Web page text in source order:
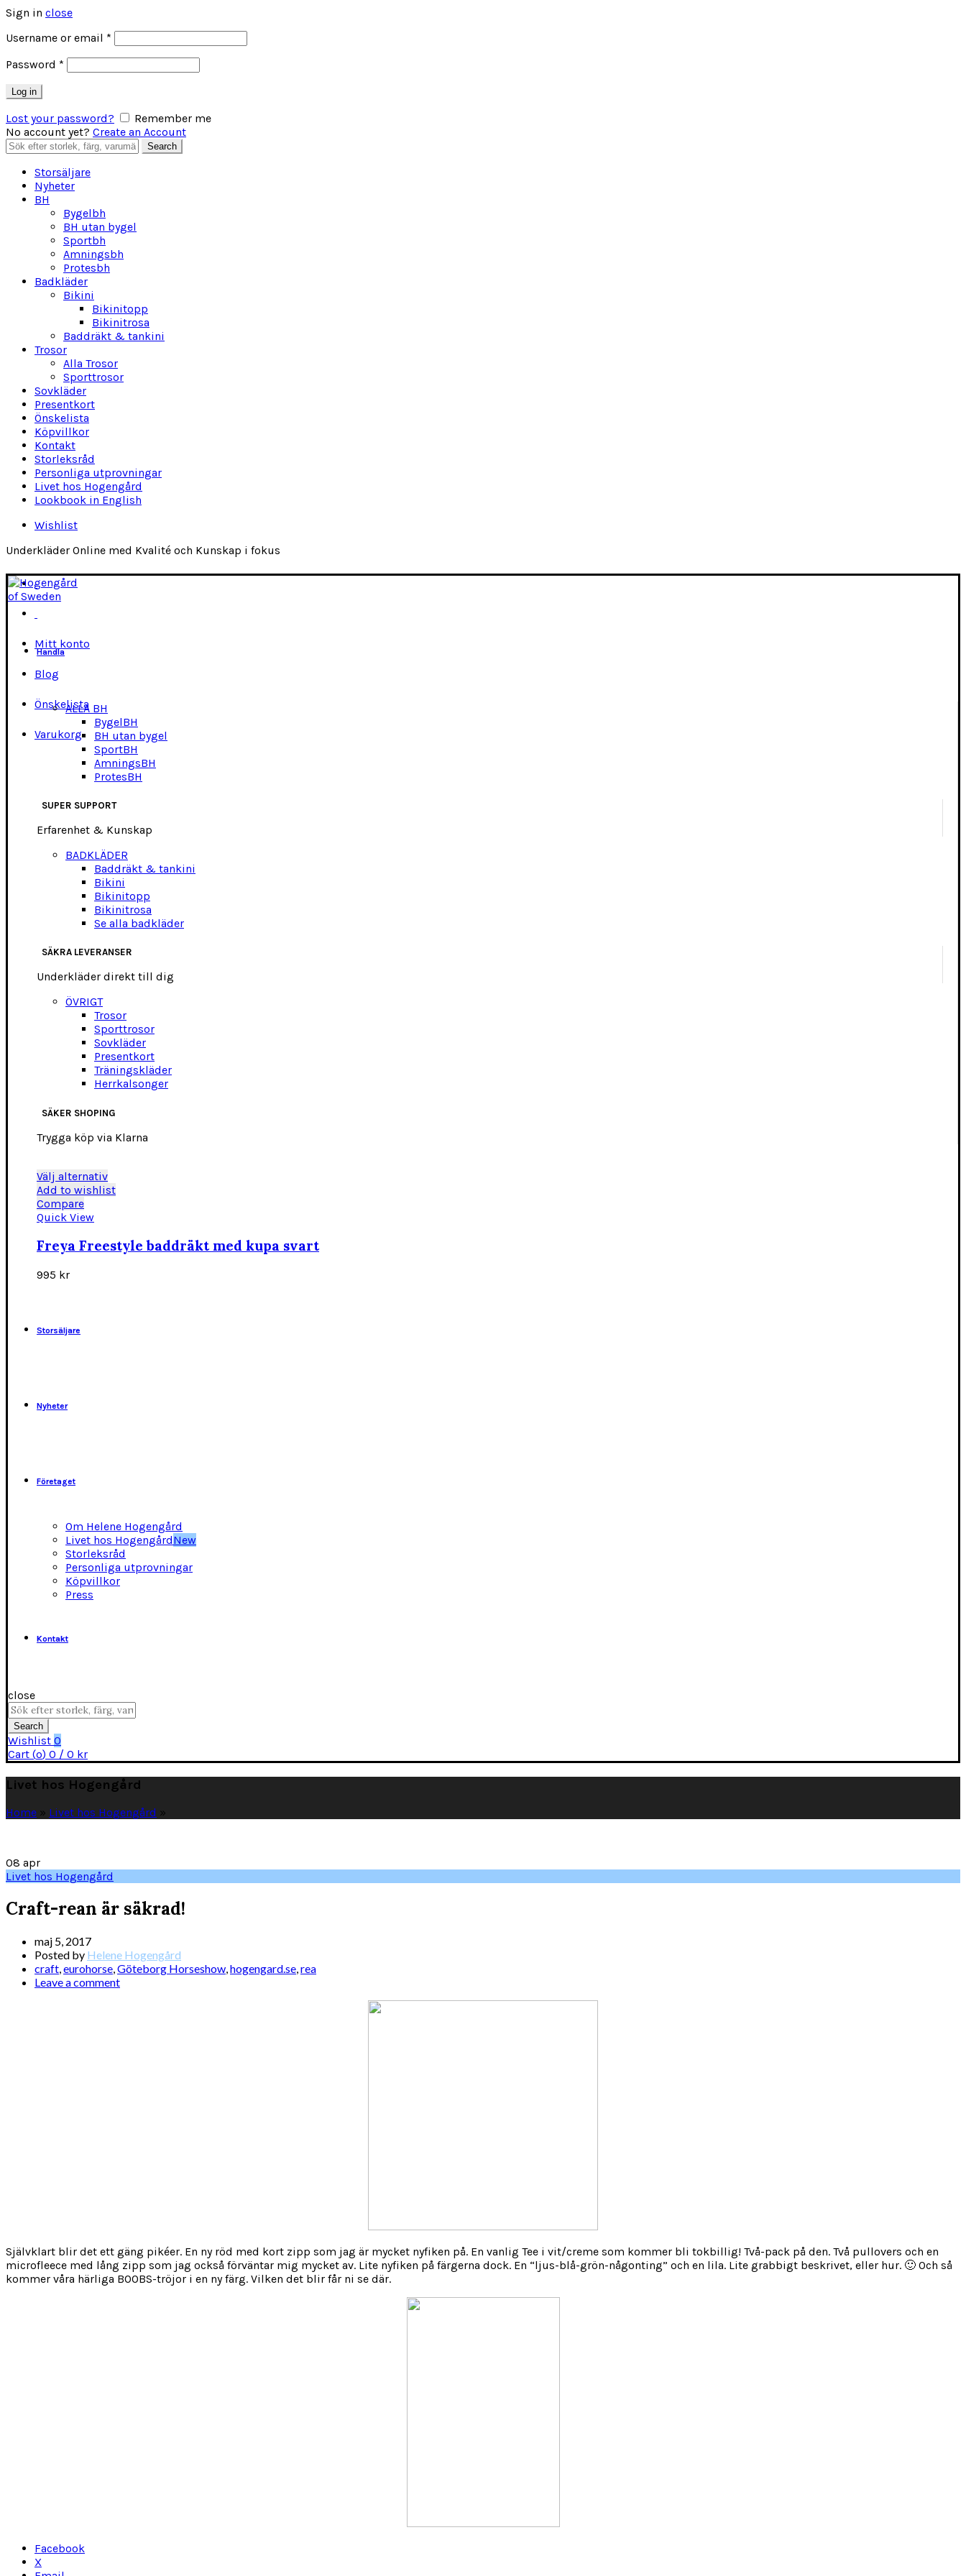
Sign in close
Username or email *
Password *
Log in
Lost your password?
Remember me
No account yet? Create an Account
Search
for:
Search
Storsäljare
Nyheter
BH
Bygelbh
BH utan bygel
Sportbh
Amningsbh
Protesbh
Badkläder
Bikini
Bikinitopp
Bikinitrosa
Baddräkt & tankini
Trosor
Alla Trosor
Sporttrosor
Sovkläder
Presentkort
Önskelista
Köpvillkor
Kontakt
Storleksråd
Personliga utprovningar
Livet hos Hogengård
Lookbook in English
Wishlist
Underkläder Online med Kvalité och Kunskap i fokus
Mitt konto
Blog
Önskelista
Varukorg
Handla
ALLA BH
BygelBH
BH utan bygel
SportBH
AmningsBH
ProtesBH
SUPER SUPPORT
Erfarenhet & Kunskap
BADKLÄDER
Baddräkt & tankini
Bikini
Bikinitopp
Bikinitrosa
Se alla badkläder
SÄKRA LEVERANSER
Underkläder direkt till dig
ÖVRIGT
Trosor
Sporttrosor
Sovkläder
Presentkort
Träningskläder
Herrkalsonger
SÄKER SHOPING
Trygga köp via Klarna
Välj alternativDen
här
varianter.
Add to wishlist
Compare
Quick View
Freya Freestyle baddräkt med kupa svart
995 kr
Storsäljare
Nyheter
Företaget
Om Helene Hogengård
Livet hos HogengårdNew
Storleksråd
Personliga utprovningar
Köpvillkor
Press
Kontakt
close
Search
for:
Search
Wishlist 0
Cart (o) 0 / 0 kr
Livet hos Hogengård
Home » Livet hos Hogengård »
08 apr
Livet hos Hogengård
Craft-rean är säkrad!
maj 5, 2017
Posted by Helene Hogengård
craft,eurohorse,Göteborg Horseshow,hogengard.se,rea
Leave a comment
Självklart blir det ett gäng pikéer. En ny röd med kort zipp som jag är mycket nyfiken på. En vanlig Tee i vit/creme som kommer bli tokbillig! Två-pack på den. Två pullovers och en
microfleece med lång zipp som jag också förväntar mig mycket av. Lite nyfiken på färgerna dock. En “ljus-blå-grön-någonting” och en lila. Lite grabbigt beskrivet, eller hur. 🙂 Och så
kommer våra härliga BOOBS-tröjor i en ny färg. Vilken det blir får ni se där.
Facebook
X